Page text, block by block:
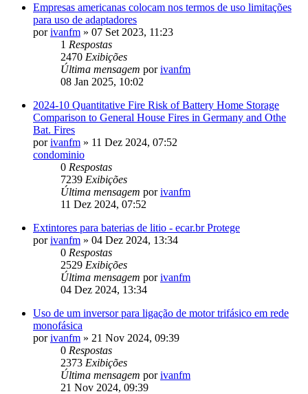
Empresas americanas colocam nos termos de uso limitações
para uso de adaptadores
porivanfm » 07 Set 2023, 11:23
1 Respostas
2470 Exibições
Última mensagem porivanfm
08 Jan 2025, 10:02
2024-10 Quantitative Fire Risk of Battery Home Storage
Comparison to General House Fires in Germany and Othe
Bat. Fires
porivanfm » 11 Dez 2024, 07:52
condominio
0 Respostas
7239 Exibições
Última mensagem porivanfm
11 Dez 2024, 07:52
Extintores para baterias de litio - ecar.br Protege
porivanfm » 04 Dez 2024, 13:34
0 Respostas
2529 Exibições
Última mensagem porivanfm
04 Dez 2024, 13:34
Uso de um inversor para ligação de motor trifásico em rede
monofásica
porivanfm » 21 Nov 2024, 09:39
0 Respostas
2373 Exibições
Última mensagem porivanfm
21 Nov 2024, 09:39